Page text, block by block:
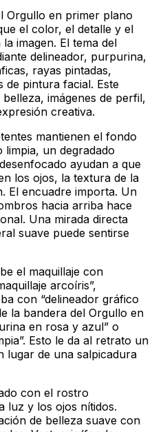
Orgullo en primer plano
el color, el detalle y el
imagen. El tema del
delineador, purpurina,
rayas pintadas,
de pintura facial. Este
imágenes de perfil,
creativa.
mantienen el fondo
limpia, un degradado
ayudan a que
los ojos, la textura de la
El encuadre importa. Un
hacia arriba hace
Una mirada directa
suave puede sentirse
el maquillaje con
arcoíris”,
con “delineador gráfico
la bandera del Orgullo en
en rosa y azul” o
Esto le da al retrato un
lugar de una salpicadura
con el rostro
luz y los ojos nítidos.
de belleza suave con